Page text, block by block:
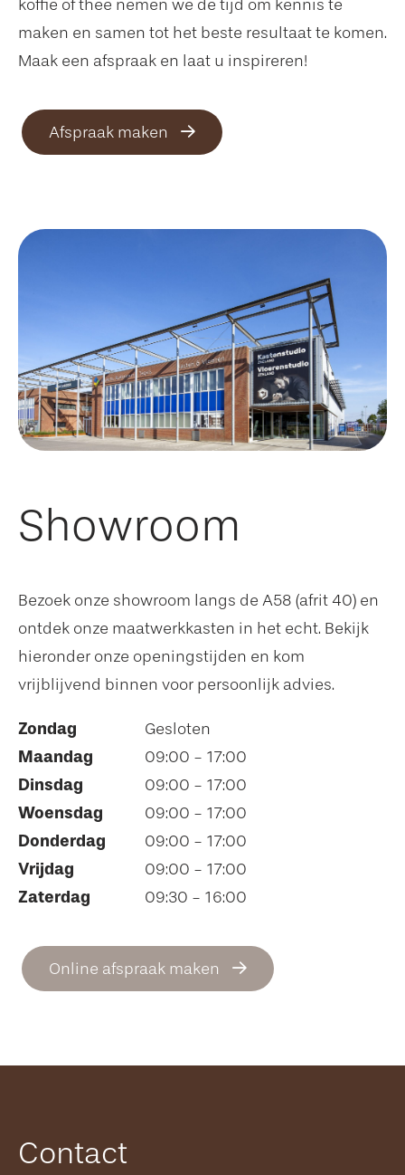
koffie of thee nemen we de tijd om kennis te
maken en samen tot het beste resultaat te komen.
Maak een afspraak en laat u inspireren!
Afspraak maken
Showroom
Bezoek onze showroom langs de A58 (afrit 40) en
ontdek onze maatwerkkasten in het echt. Bekijk
hieronder onze openingstijden en kom
vrijblijvend binnen voor persoonlijk advies.
Zondag Gesloten
Maandag 09:00 - 17:00
Dinsdag 09:00 - 17:00
Woensdag 09:00 - 17:00
Donderdag 09:00 - 17:00
Vrijdag 09:00 - 17:00
Zaterdag 09:30 - 16:00
Online afspraak maken
Contact